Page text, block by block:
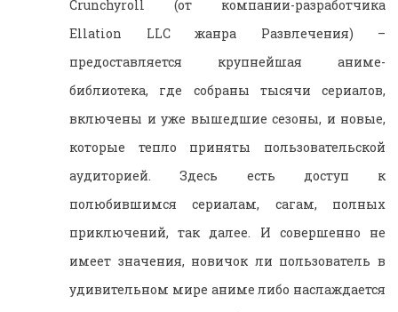
Crunchyroll (от компании-разработчика
Ellation LLC жанра Развлечения) –
предоставляется крупнейшая аниме-
библиотека, где собраны тысячи сериалов,
включены и уже вышедшие сезоны, и новые,
которые тепло приняты пользовательской
аудиторией. Здесь есть доступ к
полюбившимся сериалам, сагам, полных
приключений, так далее. И совершенно не
имеет значения, новичок ли пользователь в
удивительном мире аниме либо наслаждается